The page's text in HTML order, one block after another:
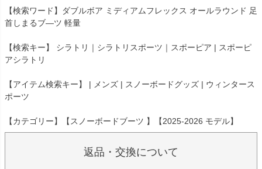
【検索ワード】ダブルボア ミディアムフレックス オールラウンド 足
首しまるブ―ツ 軽量
【検索キー】 シラトリ｜シラトリスポーツ｜スポーピア | スポーピ
アシラトリ
【アイテム検索キー】 | メンズ | スノーボードグッズ | ウィンタース
ポーツ
【カテゴリー】【スノーボードブーツ 】【2025-2026 モデル】
返品・交換について